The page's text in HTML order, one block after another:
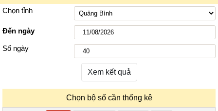
Chọn tỉnh
Đến ngày
Số ngày
Xem kết quả
Chọn bộ số cần thống kê